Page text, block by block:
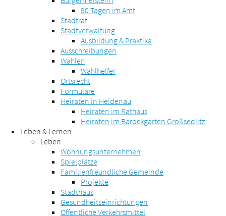
90 Tagen im Amt
Stadtrat
Stadtverwaltung
Ausbildung & Praktika
Ausschreibungen
Wahlen
Wahlhelfer
Ortsrecht
Formulare
Heiraten in Heidenau
Heiraten im Rathaus
Heiraten im Barockgarten Großsedlitz
Leben & Lernen
Leben
Wohnungsunternehmen
Spielplätze
Familienfreundliche Gemeinde
Projekte
Stadthaus
Gesundheitseinrichtungen
Öffentliche Verkehrsmittel